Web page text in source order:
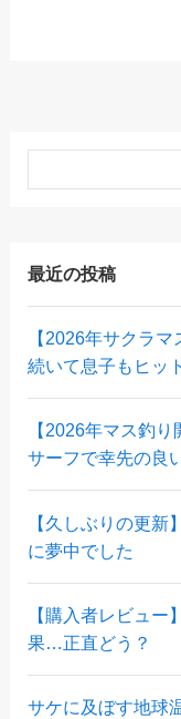
最近の投稿
【2026年サクラ
続いて息子もヒッ
【2026年マス釣
サーフで幸先の良
【久しぶりの更新
に夢中でした
【購入者レビュ
果…正直どう？
サケに及ぼす地球